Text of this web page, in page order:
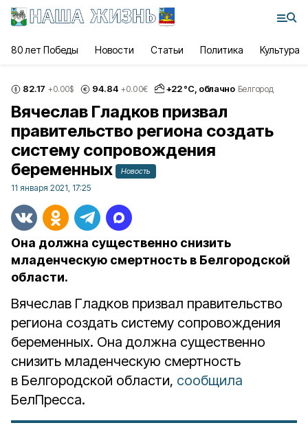
80 лет Победы Новости Статьи Политика Культура
82.17 +0.00$ 94.84 +0.00€ +22°С, облачно Белгород
Вячеслав Гладков призвал
правительство региона создать
систему сопровождения
беременных
Новость
11 января 2021, 17:25
Она должна существенно снизить
младенческую смертность в Белгородской
области.
Вячеслав Гладков призвал правительство
региона создать систему сопровождения
беременных. Она должна существенно
снизить младенческую смертность
в Белгородской области, сообщила
БелПресса.